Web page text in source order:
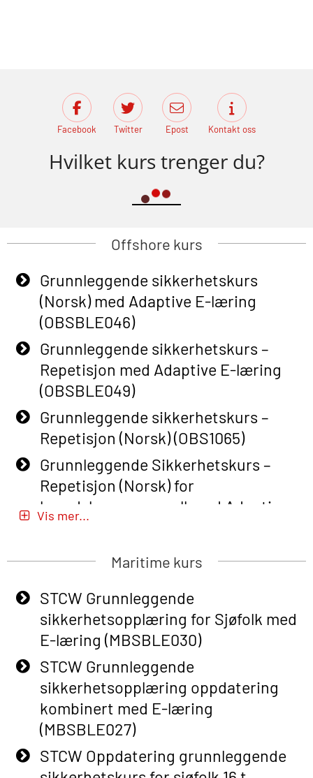
Facebook Twitter Epost Kontakt oss
Hvilket kurs trenger du?
Offshore kurs
Grunnleggende sikkerhetskurs
(Norsk) med Adaptive E-læring
(OBSBLE046)
Grunnleggende sikkerhetskurs –
Repetisjon med Adaptive E-læring
(OBSBLE049)
Grunnleggende sikkerhetskurs –
Repetisjon (Norsk) (OBS1065)
Grunnleggende Sikkerhetskurs –
Repetisjon (Norsk) for
beredskapspersonell med Adaptive
E-læring (OBSBLE051)
Basic Safety Training (English) – with
Adaptive E-learning (OBSBLE047)
Basic Safety Training – Refresher
Course (English) with E-learning
(OBSBLE048)
Basic Safety Training – Refresher
Course (English) (OBS1063)
Basic Safety Training – Refresher
Course (English) for emergency
response personnel with Adaptive E-
Vis mer...
Maritime kurs
STCW Grunnleggende
sikkerhetsopplæring for Sjøfolk med
E-læring (MBSBLE030)
STCW Grunnleggende
sikkerhetsopplæring oppdatering
kombinert med E-læring
(MBSBLE027)
STCW Oppdatering grunnleggende